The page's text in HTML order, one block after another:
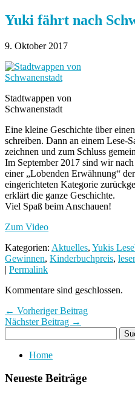
Yuki fährt nach
9. Oktober 2017
Stadtwappen von
Schwanenstadt
Eine kleine Geschichte über
schreiben. Dann an einem Lese-
zeichnen und zum Schluss
Im September 2017 sind wir
einer „Lobenden Erwähnung“
eingerichteten Kategorie
erklärt die ganze Geschichte.
Viel Spaß beim Anschauen!
Zum Video
Kategorien: Aktuelles, Yukis
Gewinnen, Kinderbuchpreis,
| Permalink
Kommentare sind geschlossen.
← Vorheriger Beitrag
Nächster Beitrag →
Home
Neueste Beiträge